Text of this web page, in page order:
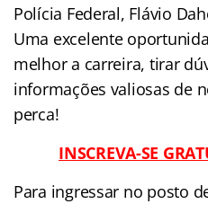
Polícia Federal, Flávio
Uma excelente
melhor a carreira, tirar
informações valiosas de
perca!
INSCREVA-SE
Para ingressar no posto